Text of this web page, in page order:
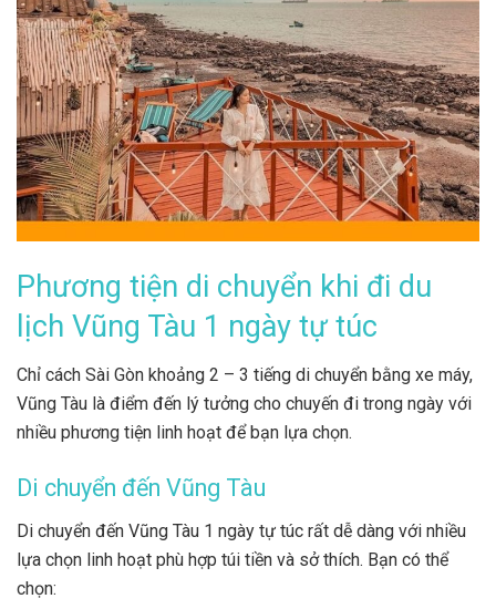
Phương tiện di chuyển khi đi du
lịch Vũng Tàu 1 ngày tự túc
Chỉ cách Sài Gòn khoảng 2 – 3 tiếng di chuyển bằng xe máy,
Vũng Tàu là điểm đến lý tưởng cho chuyến đi trong ngày với
nhiều phương tiện linh hoạt để bạn lựa chọn.
Di chuyển đến Vũng Tàu
Di chuyển đến Vũng Tàu 1 ngày tự túc rất dễ dàng với nhiều
lựa chọn linh hoạt phù hợp túi tiền và sở thích. Bạn có thể
chọn: